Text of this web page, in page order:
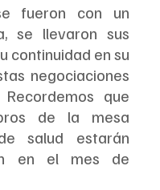
fueron con un
se llevaron sus
continuidad en su
negociaciones
que
de la mesa
salud estarán
en el mes de